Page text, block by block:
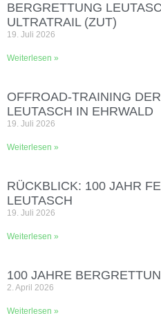
BERGRETTUNG
ULTRATRAIL (ZUT)
19. Juli 2026
Weiterlesen »
OFFROAD‑TRAINING
LEUTASCH IN EHRWALD
19. Juli 2026
Weiterlesen »
RÜCKBLICK: 100 JAHR
LEUTASCH
19. Juli 2026
Weiterlesen »
100 JAHRE
2. April 2026
Weiterlesen »